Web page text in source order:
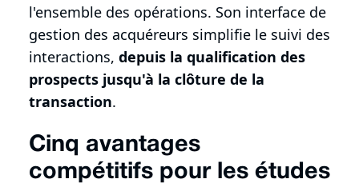
l'ensemble des opérations. Son interface de
gestion des acquéreurs simplifie le suivi des
interactions, depuis la qualification des
prospects jusqu'à la clôture de la
transaction.
Cinq avantages
compétitifs pour les études